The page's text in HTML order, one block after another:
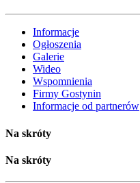
Informacje
Ogłoszenia
Galerie
Wideo
Wspomnienia
Firmy Gostynin
Informacje od partnerów
Na skróty
Na skróty